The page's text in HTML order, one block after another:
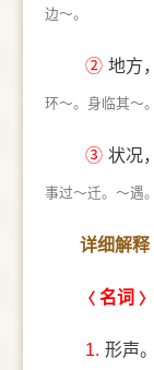
边～。
② 地方
环～。身临其～。
③ 状况
事过～迁。～遇
详细解释
名词
1. 形声